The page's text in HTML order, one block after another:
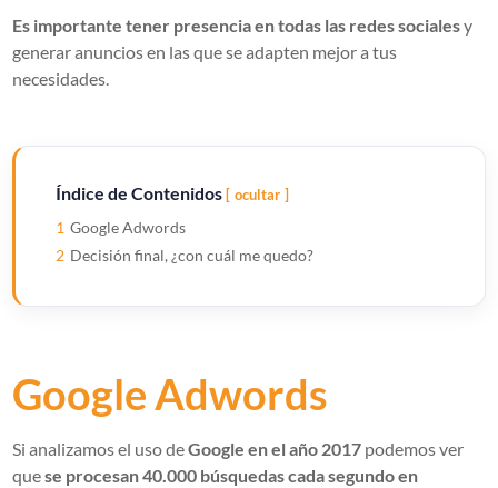
Es importante tener presencia en todas las redes socialesy
generar anuncios en las que se adapten mejor a tus
necesidades.
Índice de Contenidos ocultar
1 Google Adwords
2 Decisión final, ¿con cuál me quedo?
Google Adwords
Si analizamos el uso deGoogle en el año 2017 podemos ver
quese procesan 40.000 búsquedas cada segundo en